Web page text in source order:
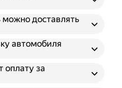
можно доставлять
автомобиля
оплату за